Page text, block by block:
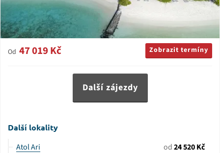
Od 47 019 Kč Zobrazit termíny
Další zájezdy
Další lokality
Atol Ari od24 520 Kč